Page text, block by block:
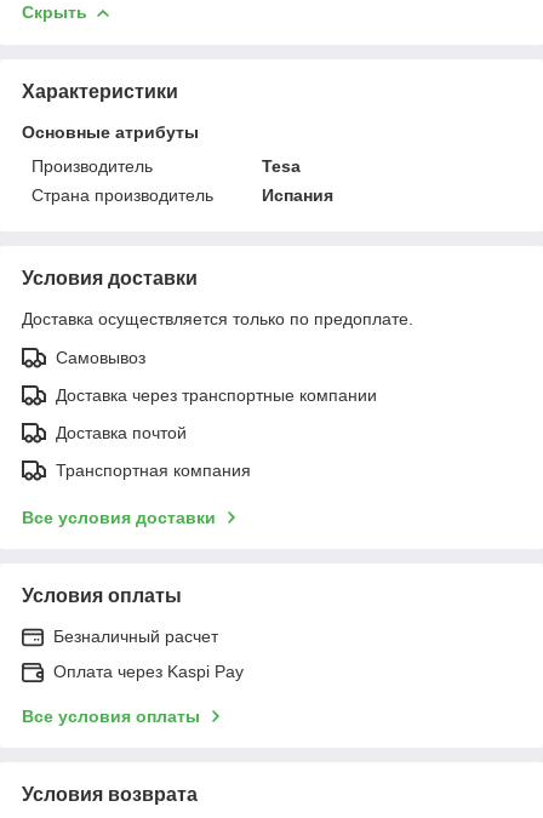
Скрыть
Характеристики
Основные атрибуты
Производитель
Tesa
Страна производитель
Испания
Условия доставки
Доставка осуществляется только по предоплате.
Самовывоз
Доставка через транспортные компании
Доставка почтой
Транспортная компания
Все условия доставки
Условия оплаты
Безналичный расчет
Оплата через Kaspi Pay
Все условия оплаты
Условия возврата